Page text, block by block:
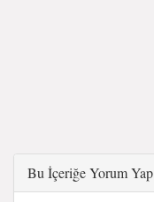
Bu İçeriğe Yorum Yap